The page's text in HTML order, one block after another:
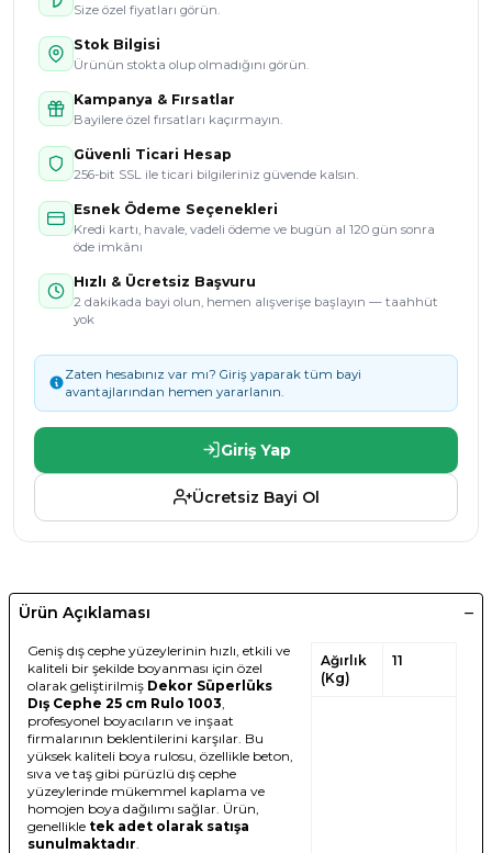
Size özel fiyatları görün.
Stok Bilgisi
Ürünün stokta olup olmadığını görün.
Kampanya & Fırsatlar
Bayilere özel fırsatları kaçırmayın.
Güvenli Ticari Hesap
256-bit SSL ile ticari bilgileriniz güvende kalsın.
Esnek Ödeme Seçenekleri
Kredi kartı, havale, vadeli ödeme ve bugün al 120 gün sonra
öde imkânı
Hızlı & Ücretsiz Başvuru
2 dakikada bayi olun, hemen alışverişe başlayın — taahhüt
yok
Zaten hesabınız var mı? Giriş yaparak tüm bayi
avantajlarından hemen yararlanın.
Giriş Yap
Ücretsiz Bayi Ol
Ürün Açıklaması
Geniş dış cephe yüzeylerinin hızlı, etkili ve
kaliteli bir şekilde boyanması için özel
olarak geliştirilmiş Dekor Süperlüks
Dış Cephe 25 cm Rulo 1003
profesyonel boyacıların ve inşaat
firmalarının beklentilerini karşılar. Bu
yüksek kaliteli boya rulosu, özellikle beton,
sıva ve taş gibi pürüzlü dış cephe
yüzeylerinde mükemmel kaplama ve
homojen boya dağılımı sağlar. Ürün,
genellikle tek adet olarak satışa
sunulmaktadır
Ağırlık
(Kg)
11